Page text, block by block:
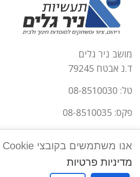
מושב ניר גלים
ד.נ אבטח 79245
טל: 08-8510030
פקס: 08-8510035
אנו משתמשים בקובצי Cookie כדי לשפר את חוויית המשתמש שלך באתר שלנו. על ידי גלישה באתר זה, הנך מסכים לשימוש שלנו בקובצי Cookie.
מדיניות פרטיות